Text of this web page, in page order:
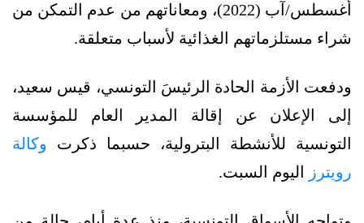
أغسطس/آب (2022)، ومعاناتهم من عدم التمكن من
شراء مستلزماتهم الغذائية لأسباب متعلقة.
ودفعت الأزمة الحادة الرئيسَ التونسي، قيس سعيد،
إلى الإعلان عن إقالة المدير العام للمؤسسة
التونسية للأنشطة البترولية، حسبما ذكرت وكالة
رويترز
اليوم السبت.